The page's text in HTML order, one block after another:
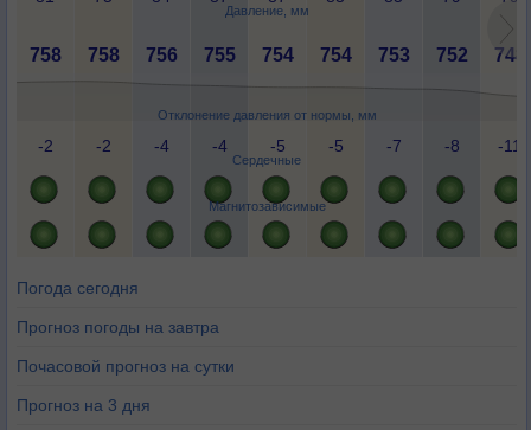
Давление, мм
Отклонение давления от нормы, мм
Сердечные
Магнитозависимые
758 758 756 755 754 754 753 752 748
-2 -2 -4 -4 -5 -5 -7 -8 -11
Погода сегодня
Прогноз погоды на завтра
Почасовой прогноз на сутки
Прогноз на 3 дня